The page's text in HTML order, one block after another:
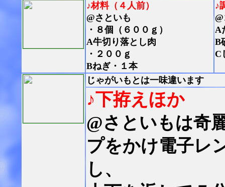
♪材料（４人前）
@さといも
・８個（６００ｇ）
A牛切り落とし肉
・２００ｇ
Bねぎ・１本
♪
A
B
C
じゃがいもとは一味違います
♪下拵えほか
@さといもは奇
プをかけ電子レ
し、